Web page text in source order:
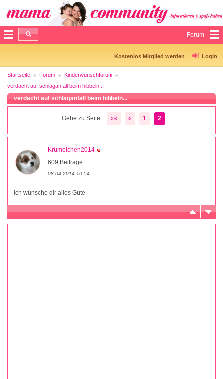
Forum
Kostenlos Mitglied werden Login
Startseite Forum
Kinderwunschforum
verdacht auf schlaganfall beim hibbeln...
verdacht auf schlaganfall beim hibbeln...
Gehe zu Seite: «« « 1 2
Krümelchen2014
609 Beiträge
08.04.2014 10:54
ich wünsche dir alles Gute